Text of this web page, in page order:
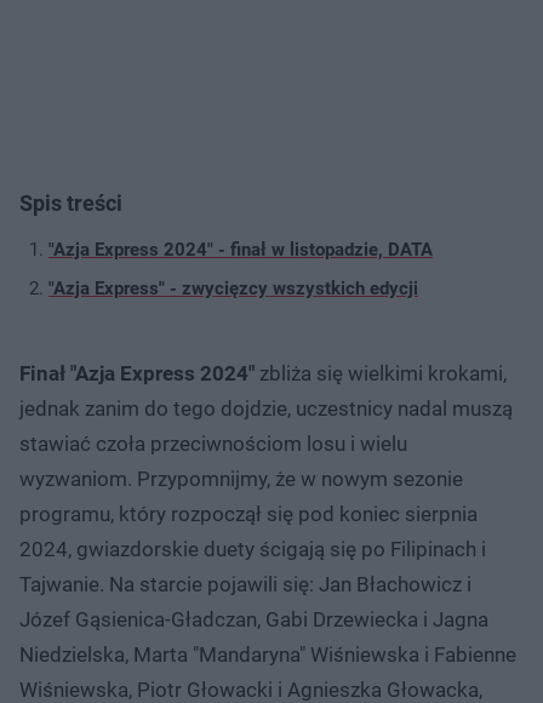
Spis treści
"Azja Express 2024" - finał w listopadzie, DATA
"Azja Express" - zwycięzcy wszystkich edycji
Finał "Azja Express 2024" zbliża się wielkimi krokami,
jednak zanim do tego dojdzie, uczestnicy nadal muszą
stawiać czoła przeciwnościom losu i wielu
wyzwaniom. Przypomnijmy, że w nowym sezonie
programu, który rozpoczął się pod koniec sierpnia
2024, gwiazdorskie duety ścigają się po Filipinach i
Tajwanie. Na starcie pojawili się: Jan Błachowicz i
Józef Gąsienica-Gładczan, Gabi Drzewiecka i Jagna
Niedzielska, Marta "Mandaryna" Wiśniewska i Fabienne
Wiśniewska, Piotr Głowacki i Agnieszka Głowacka,